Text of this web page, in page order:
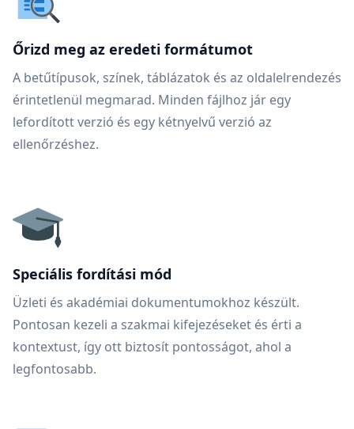
Őrizd meg az eredeti formátumot
A betűtípusok, színek, táblázatok és az oldalelrendezés
érintetlenül megmarad. Minden fájlhoz jár egy
lefordított verzió és egy kétnyelvű verzió az
ellenőrzéshez.
Speciális fordítási mód
Üzleti és akadémiai dokumentumokhoz készült.
Pontosan kezeli a szakmai kifejezéseket és érti a
kontextust, így ott biztosít pontosságot, ahol a
legfontosabb.